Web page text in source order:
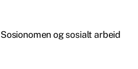
Sosionomen og sosialt arbeid